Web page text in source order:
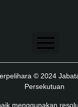
Penafian
Dasar Keselamatan
© 2024
Persekutuan
menggunakan